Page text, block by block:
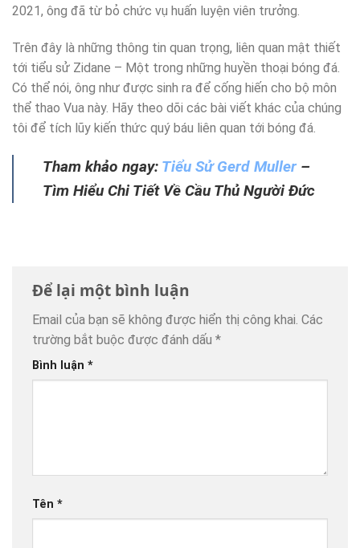
2021, ông đã từ bỏ chức vụ huấn luyện viên trưởng.
Trên đây là những thông tin quan trọng, liên quan mật thiết
tới tiểu sử Zidane – Một trong những huyền thoại bóng đá.
Có thể nói, ông như được sinh ra để cống hiến cho bộ môn
thể thao Vua này. Hãy theo dõi các bài viết khác của chúng
tôi để tích lũy kiến thức quý báu liên quan tới bóng đá.
Tham khảo ngay: Tiểu Sử Gerd Muller–
Tìm Hiểu Chi Tiết Về Cầu Thủ Người Đức
Để lại một bình luận
Email của bạn sẽ không được hiển thị công khai. Các
trường bắt buộc được đánh dấu *
Bình luận *
Tên *